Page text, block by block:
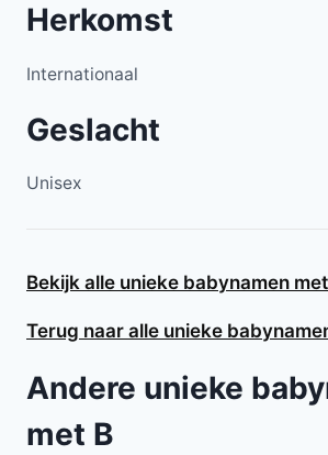
Herkomst
Internationaal
Geslacht
Unisex
Bekijk alle unieke babynamen
Terug naar alle unieke
Andere unieke
met B